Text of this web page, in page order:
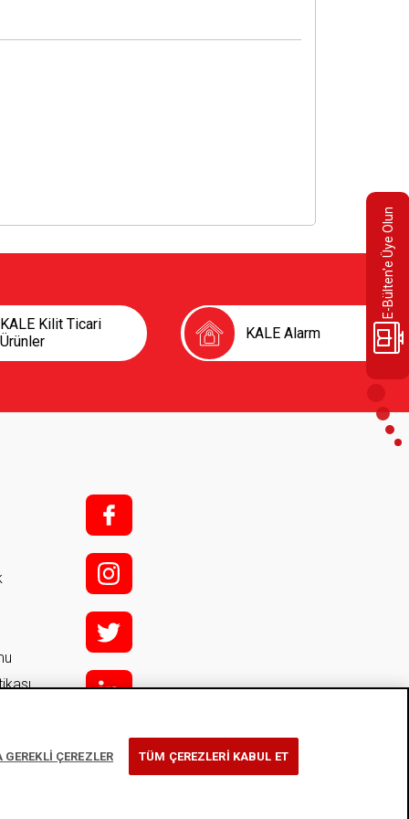
E-Bülten'e Üye Olun
KALE Kilit Ticari
Ürünler
KALE Alarm
f;
i;
t
l
y
ÇEREZLER TÜM ÇEREZLERİ KABUL ET